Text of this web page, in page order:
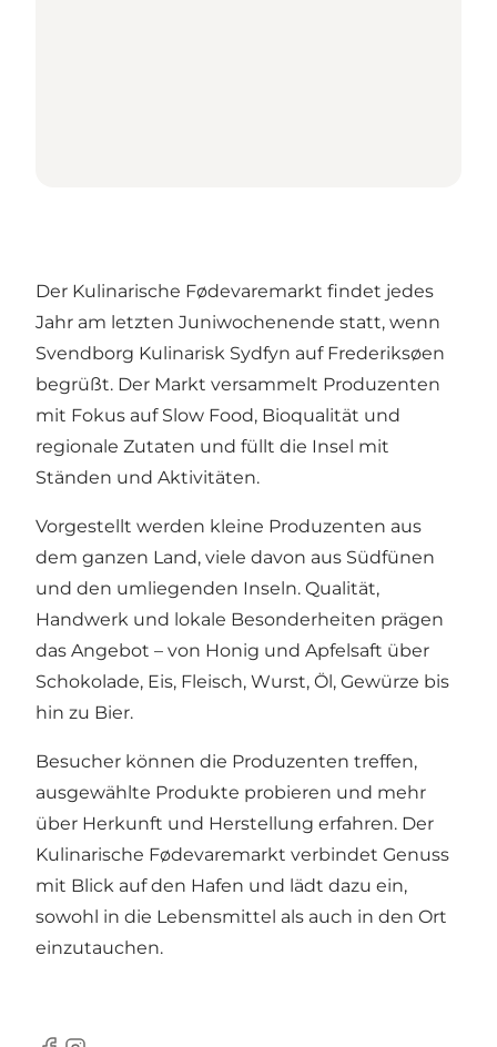
Der Kulinarische Fødevaremarkt findet jedes
Jahr am letzten Juniwochenende statt, wenn
Svendborg Kulinarisk Sydfyn auf Frederiksøen
begrüßt. Der Markt versammelt Produzenten
mit Fokus auf Slow Food, Bioqualität und
regionale Zutaten und füllt die Insel mit
Ständen und Aktivitäten.
Vorgestellt werden kleine Produzenten aus
dem ganzen Land, viele davon aus Südfünen
und den umliegenden Inseln. Qualität,
Handwerk und lokale Besonderheiten prägen
das Angebot – von Honig und Apfelsaft über
Schokolade, Eis, Fleisch, Wurst, Öl, Gewürze bis
hin zu Bier.
Besucher können die Produzenten treffen,
ausgewählte Produkte probieren und mehr
über Herkunft und Herstellung erfahren. Der
Kulinarische Fødevaremarkt verbindet Genuss
mit Blick auf den Hafen und lädt dazu ein,
sowohl in die Lebensmittel als auch in den Ort
einzutauchen.